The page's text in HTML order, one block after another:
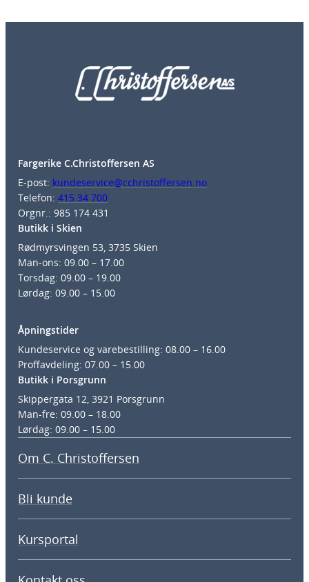
Fargerike C.Christoffersen AS
E-post: kundeservice@cchristoffersen.no
Telefon: 415 34 700
Orgnr.: 985 174 431
Butikk i Skien
Rødmyrsvingen 53, 3735 Skien
Man-ons: 09.00 – 17.00
Torsdag: 09.00 – 19.00
Lørdag: 09.00 – 15.00
Åpningstider
Kundeservice og varebestilling: 08.00 – 16.00
Proffavdeling: 07.00 – 15.00
Butikk i Porsgrunn
Skippergata 12, 3921 Porsgrunn
Man-fre: 09.00 – 18.00
Lørdag: 09.00 – 15.00
Om C. Christoffersen
Bli kunde
Kursportal